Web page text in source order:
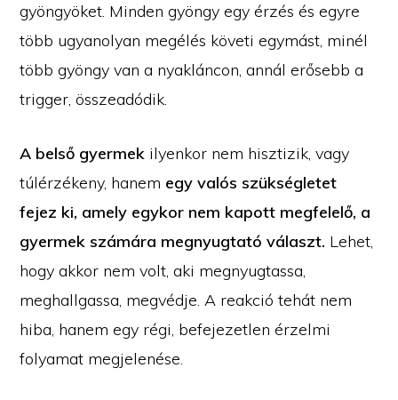
gyöngyöket. Minden gyöngy egy érzés és egyre
több ugyanolyan megélés követi egymást, minél
több gyöngy van a nyakláncon, annál erősebb a
trigger, összeadódik.
A belső gyermek ilyenkor nem hisztizik, vagy
túlérzékeny, hanem egy valós szükségletet
fejez ki, amely egykor nem kapott megfelelő, a
gyermek számára megnyugtató választ. Lehet,
hogy akkor nem volt, aki megnyugtassa,
meghallgassa, megvédje. A reakció tehát nem
hiba, hanem egy régi, befejezetlen érzelmi
folyamat megjelenése.